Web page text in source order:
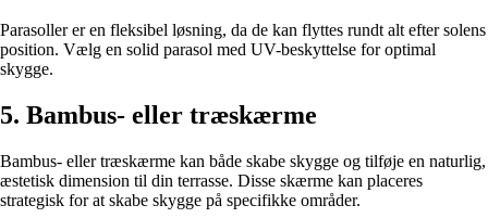
Parasoller er en fleksibel løsning, da de kan flyttes rundt alt efter solens
position. Vælg en solid parasol med UV-beskyttelse for optimal
skygge.
5. Bambus- eller træskærme
Bambus- eller træskærme kan både skabe skygge og tilføje en naturlig,
æstetisk dimension til din terrasse. Disse skærme kan placeres
strategisk for at skabe skygge på specifikke områder.